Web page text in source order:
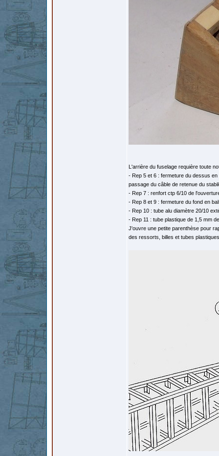
L'arrière du fuselage requière toute
- Rep 5 et 6 : fermeture du dessus
passage du câble de retenue du
- Rep 7 : renfort ctp 6/10 de
- Rep 8 et 9 : fermeture du fond en
- Rep 10 : tube alu diamètre 20/10
- Rep 11 : tube plastique de 1,5 mm
J'ouvre une petite parenthèse pour
des ressorts, billes et tubes